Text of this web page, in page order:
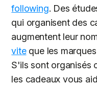
following. Des
qui organisent des
augmentent leur
viteque les
S'ils sont organisés
les cadeaux vous